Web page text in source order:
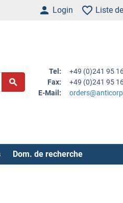
Login Liste
Tel:
+49 (0)241 95
Fax:
+49 (0)241 95
E-Mail:
Dom. de recherche